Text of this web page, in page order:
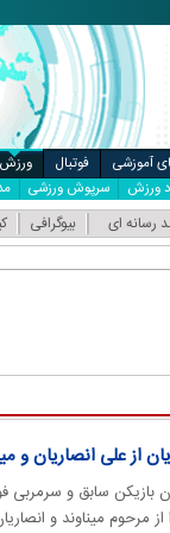
خودرو
آموزشی فوتبال ورزش
ورزش سرپوش ورزشی
رسانه ای بیوگرافی
از علی انصاریان و
بازیکن سابق و سرمربی
میناوند و